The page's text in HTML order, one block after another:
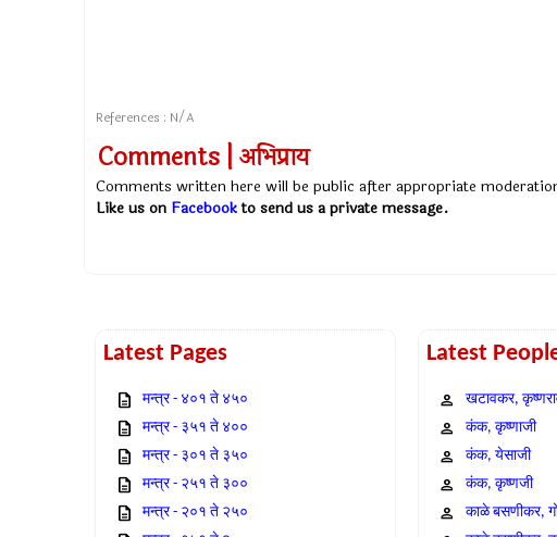
References : N/A
Comments | अभिप्राय
Comments written here will be public after appropriate
Like us on Facebookto send us a private message.
Latest Pages
मन्त्र - ४०१ ते ४५०
मन्त्र - ३५१ ते ४००
मन्त्र - ३०१ ते ३५०
मन्त्र - २५१ ते ३००
मन्त्र - २०१ ते २५०
Latest
खटावकर,
कंक, कृष्णाजी
कंक, येसाजी
कंक, कृष्णजी
काळे बसणीकर,